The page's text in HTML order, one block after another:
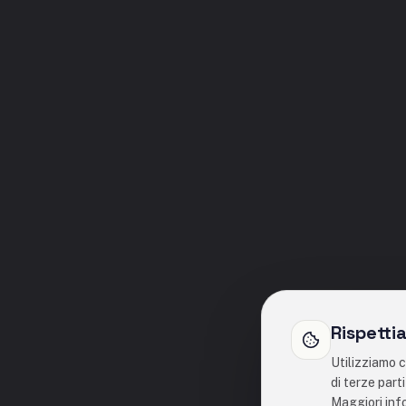
Utilizziamo
di terze
Maggiori